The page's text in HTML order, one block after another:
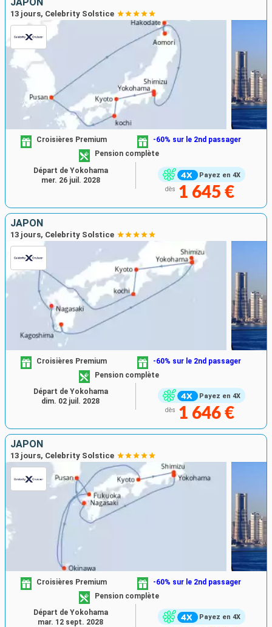
13 jours, Celebrity Solstice
Payez en 4X
Croisières Premium
-60% sur le 2nd passager
Pension complète
dès 1 645 €
Départ de Yokohama
mer. 26 juil. 2028
JAPON
13 jours, Celebrity Solstice
Payez en 4X
Croisières Premium
-60% sur le 2nd passager
Pension complète
dès 1 646 €
Départ de Yokohama
dim. 02 juil. 2028
JAPON
13 jours, Celebrity Solstice
Payez en 4X
Croisières Premium
-60% sur le 2nd passager
Pension complète
Départ de Yokohama
mar. 12 sept. 2028